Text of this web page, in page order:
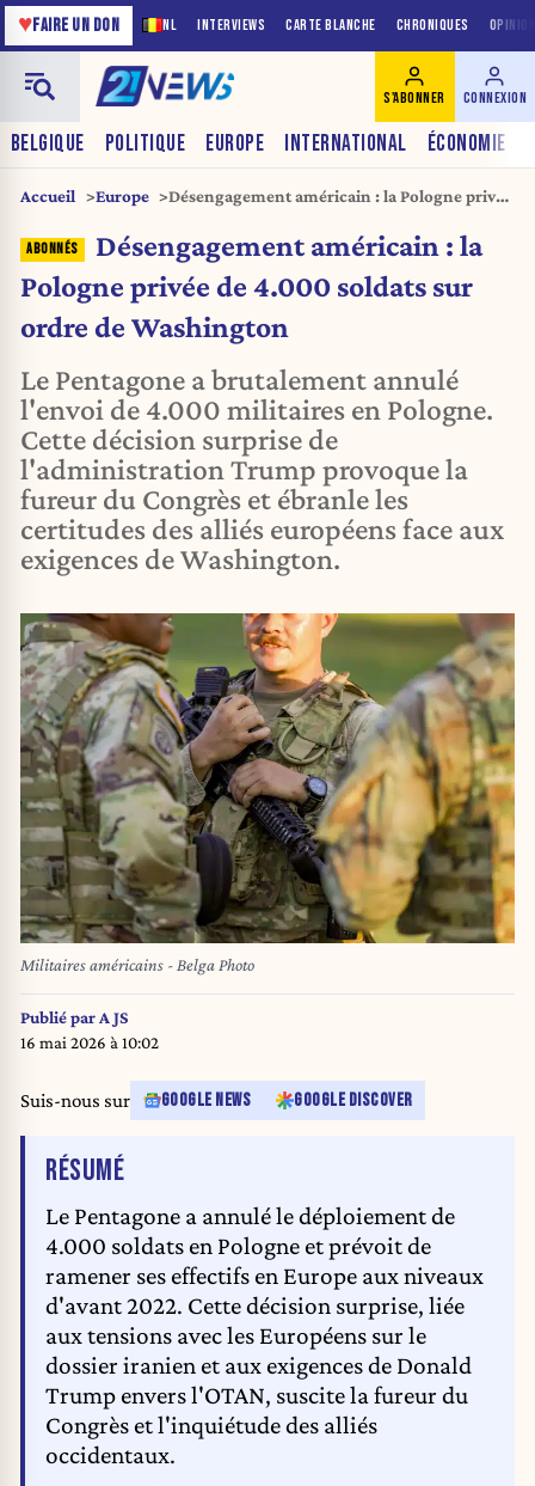
NL INTERVIEWS CARTE BLANCHE CHRONIQUES
♥FAIRE UN DON
BELGIQUE POLITIQUE EUROPE INTERNATIONAL ÉCONOMIE
S'ABONNER CONNEXION
Accueil Europe
Désengagement américain : la Pologne privée
Désengagement américain : la
Pologne privée de 4.000 soldats sur
ordre de Washington
Le Pentagone a brutalement annulé
l'envoi de 4.000 militaires en Pologne.
Cette décision surprise de
l'administration Trump provoque la
fureur du Congrès et ébranle les
certitudes des alliés européens face aux
exigences de Washington.
Militaires américains - Belga Photo
Publié par A JS
16 mai 2026 à 10:02
Suis-nous sur GOOGLE NEWS GOOGLE DISCOVER
RÉSUMÉDE L'ARTICLE
Le Pentagone a annulé le déploiement de
4.000 soldats en Pologne et prévoit de
ramener ses effectifs en Europe aux niveaux
d'avant 2022. Cette décision surprise, liée
aux tensions avec les Européens sur le
dossier iranien et aux exigences de Donald
Trump envers l'OTAN, suscite la fureur du
Congrès et l'inquiétude des alliés
occidentaux.